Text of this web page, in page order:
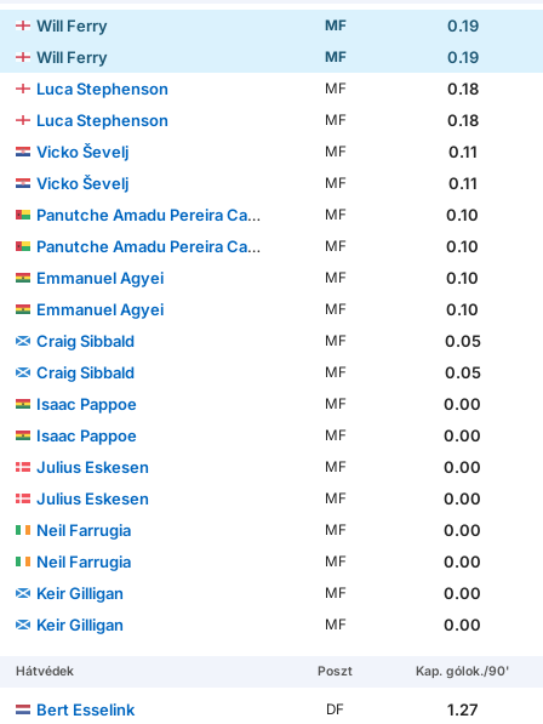
Will Ferry MF
0.19
Will Ferry
MF
0.19
Luca Stephenson
MF
0.18
Luca Stephenson
MF
0.18
Vicko Ševelj
MF
0.11
Vicko Ševelj
MF
0.11
Panutche Amadu Pereira Camará
MF
0.10
Panutche Amadu Pereira Camará
MF
0.10
Emmanuel Agyei
MF
0.10
Emmanuel Agyei
MF
0.10
Craig Sibbald
MF
0.05
Craig Sibbald
MF
0.05
Isaac Pappoe
MF
0.00
Isaac Pappoe
MF
0.00
Julius Eskesen
MF
0.00
Julius Eskesen
MF
0.00
Neil Farrugia
MF
0.00
Neil Farrugia
MF
0.00
Keir Gilligan
MF
0.00
Keir Gilligan
MF 0.00
Hátvédek Poszt Kap. gólok./90'
Bert Esselink DF 1.27